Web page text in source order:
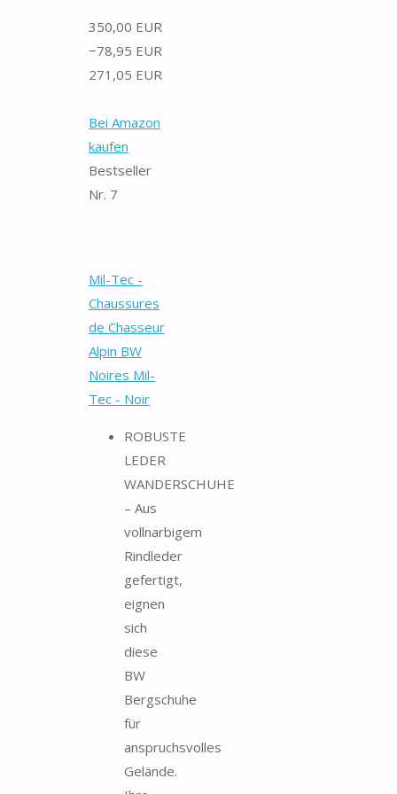
350,00 EUR
−78,95 EUR
271,05 EUR
Bei Amazon
kaufen
Bestseller
Nr. 7
Mil-Tec -
Chaussures
de Chasseur
Alpin BW
Noires Mil-
Tec - Noir
ROBUSTE
LEDER
WANDERSCHUHE
– Aus
vollnarbigem
Rindleder
gefertigt,
eignen
sich
diese
BW
Bergschuhe
für
anspruchsvolles
Gelände.